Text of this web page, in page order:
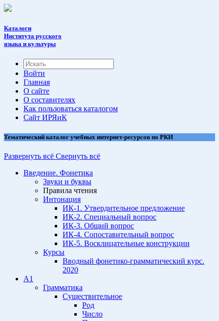
Каталоги
Института русского
языка и культуры
Войти
Главная
О сайте
О составителях
Как пользоваться каталогом
Cайт ИРЯиК
Тематический каталог учебных интернет-ресурсов по РКИ
Развернуть всё Свернуть всё
Введение. Фонетика
Звуки и буквы
Правила чтения
Интонация
ИК-1. Утвердительное предложение
ИК-2. Специальный вопрос
ИК-3. Общий вопрос
ИК-4. Сопоставительный вопрос
ИК-5. Восклицательные конструкции
Курсы
Вводный фонетико-грамматический курс.
2020
A1
Грамматика
Существительное
Род
Число